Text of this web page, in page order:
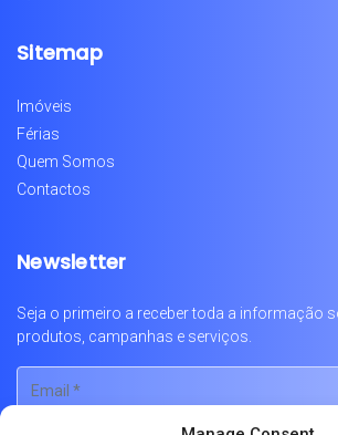
Sitemap
Imóveis
Férias
Quem Somos
Contactos
Newsletter
Seja o primeiro a receber toda a informação
produtos, campanhas e serviços.